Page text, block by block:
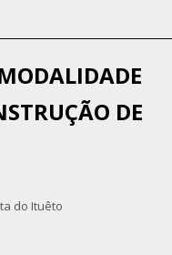
DE
do Ituêto